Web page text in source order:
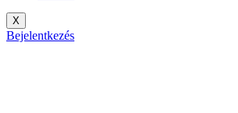
X
Bejelentkezés